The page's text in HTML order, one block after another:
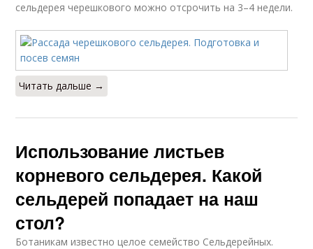
сельдерея черешкового можно отсрочить на 3–4 недели.
Читать дальше →
Использование листьев
корневого сельдерея. Какой
сельдерей попадает на наш
стол?
Ботаникам известно целое семейство Сельдерейных.